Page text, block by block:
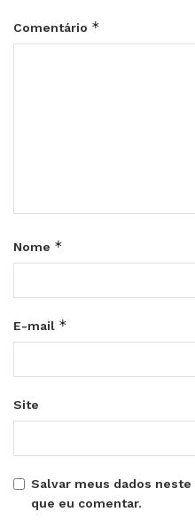
Comentário *
Nome *
E-mail *
Site
Salvar meus dados
que eu comentar.